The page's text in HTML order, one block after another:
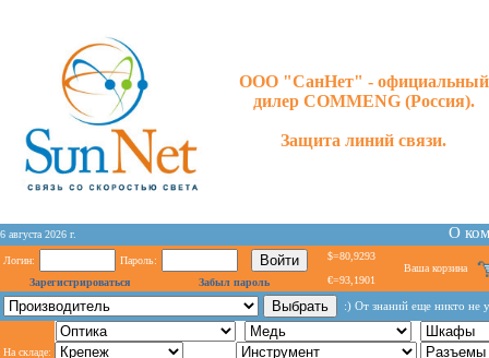
ООО "СанНет" - официальный
дилер COMMENG (Россия).
Защита линий связи.
6 августа 2026 г. О
Логин:
Пароль:
Зарегистрироваться
Забыл пароль
$=80,9293
€=93,1901
Ваша корзина
:) От знаний еще никто не
На складе: